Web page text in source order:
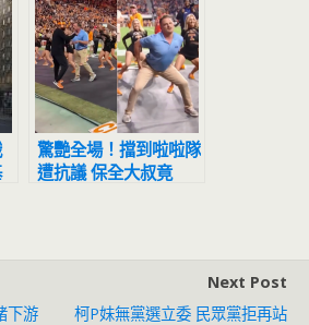
驚艷全場！擋到啦啦隊
遭抗議 保全大叔竟
下游
Next Post
柯P妹無黨選立委 民眾黨拒再站